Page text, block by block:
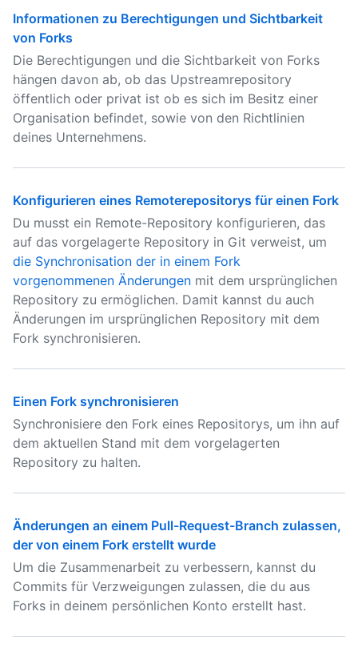
Informationen zu Berechtigungen und Sichtbarkeit
von Forks
Die Berechtigungen und die Sichtbarkeit von Forks
hängen davon ab, ob das Upstreamrepository
öffentlich oder privat ist ob es sich im Besitz einer
Organisation befindet, sowie von den Richtlinien
deines Unternehmens.
Konfigurieren eines Remoterepositorys für einen Fork
Du musst ein Remote-Repository konfigurieren, das
auf das vorgelagerte Repository in Git verweist, um
die Synchronisation der in einem Fork
vorgenommenen Änderungen mit dem ursprünglichen
Repository zu ermöglichen. Damit kannst du auch
Änderungen im ursprünglichen Repository mit dem
Fork synchronisieren.
Einen Fork synchronisieren
Synchronisiere den Fork eines Repositorys, um ihn auf
dem aktuellen Stand mit dem vorgelagerten
Repository zu halten.
Änderungen an einem Pull-Request-Branch zulassen,
der von einem Fork erstellt wurde
Um die Zusammenarbeit zu verbessern, kannst du
Commits für Verzweigungen zulassen, die du aus
Forks in deinem persönlichen Konto erstellt hast.